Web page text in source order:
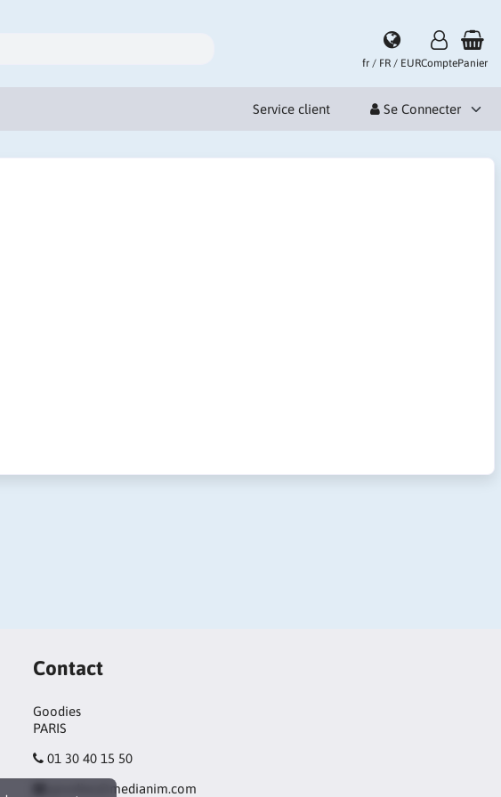
fr / FR / EURComptePanier
Service client Se Connecter
Contact
Goodies
PARIS
01 30 40 15 50
goodies@medianim.com